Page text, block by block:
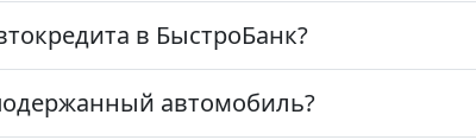
в БыстроБанк?
автомобиль?